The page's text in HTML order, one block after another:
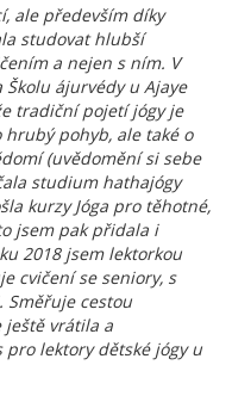
ale především díky
studovat hlubší
a nejen s ním. V
ájurvédy u Ajaye
tradiční pojetí jógy je
pohyb, ale také o
(uvědomění si sebe
studium hathajógy
kurzy Jóga pro těhotné,
jsem pak přidala i
2018 jsem lektorkou
cvičení se seniory, s
Směřuje cestou
ještě vrátila a
pro lektory dětské jógy u